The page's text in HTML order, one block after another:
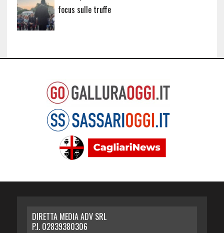
focus sulle truffe
DIRETTA MEDIA ADV SRL
P.I. 02839380306